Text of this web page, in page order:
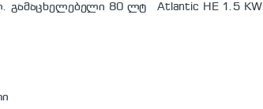
80 ლტ Atlantic HE 1.5 KW